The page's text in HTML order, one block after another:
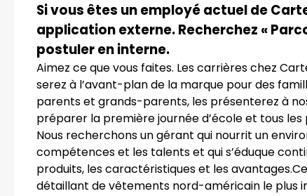
Si vous êtes un employé actuel de
application externe. Recherchez «
postuler en interne.
Aimez ce que vous faites. Les carrières chez
serez à l’avant-plan de la marque pour des
parents et grands-parents, les présenterez à
préparer la première journée d’école et tous
Nous recherchons un gérant qui nourrit un
compétences et les talents et qui s’éduque
produits, les caractéristiques et les
détaillant de vêtements nord-américain le plus